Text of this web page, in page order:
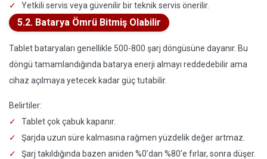
Yetkili servis veya güvenilir bir teknik servis önerilir.
5.2. Batarya Ömrü Bitmiş Olabilir
Tablet bataryaları genellikle 500-800 şarj döngüsüne dayanır. Bu
döngü tamamlandığında batarya enerji almayı reddedebilir ama
cihaz açılmaya yetecek kadar güç tutabilir.
Belirtiler:
Tablet çok çabuk kapanır.
Şarjda uzun süre kalmasına rağmen yüzdelik değer artmaz.
Şarj takıldığında bazen aniden %0’dan %80’e fırlar, sonra düşer.